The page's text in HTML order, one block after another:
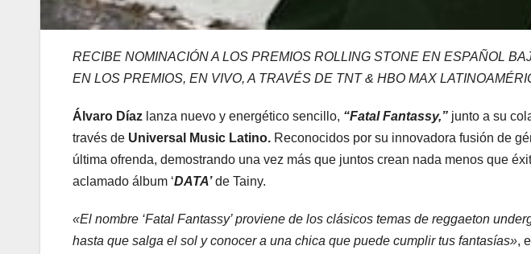
RECIBE NOMINACIÓN A LOS PREMIOS ROLLING STONE EN ESPAÑOL
EN LOS PREMIOS, EN VIVO, A TRAVÉS DE TNT & HBO MAX
Álvaro Díaz lanza nuevo y energético sencillo, “Fatal Fantassy,” junto a su
través de Universal Music Latino. Reconocidos por su innovadora fusión de
última ofrenda, demostrando una vez más que juntos crean nada menos que
aclamado álbum ‘DATA’de Tainy.
«El nombre ‘Fatal Fantassy’ proviene de los clásicos temas de reggaeton
hasta que salga el sol y conocer a una chica que puede cumplir tus fantasías»,